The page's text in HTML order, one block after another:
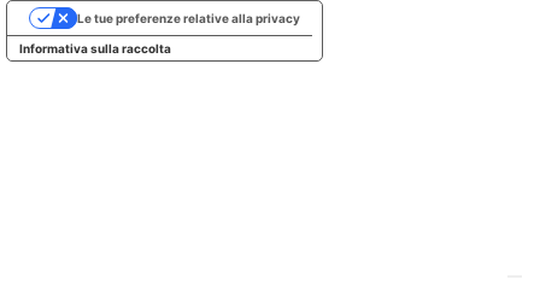
Informativa sulla raccolta
Le tue preferenze relative alla privacy